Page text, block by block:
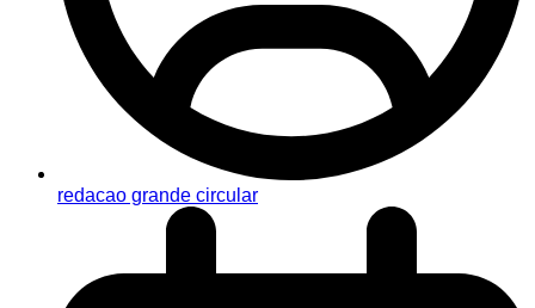
redacao grande circular